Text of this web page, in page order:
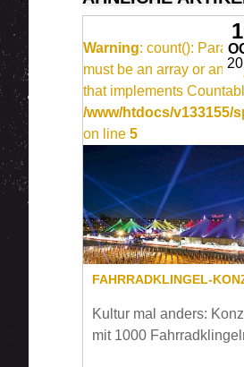
Warning: count():
must be an array or an
that implements
/www/htdocs/v133155/
on line 5
Kultur mal anders:
mit 1000